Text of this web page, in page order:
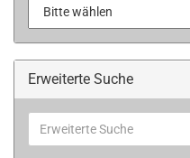
Erweiterte Suche
Suche